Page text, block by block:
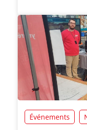
Événements